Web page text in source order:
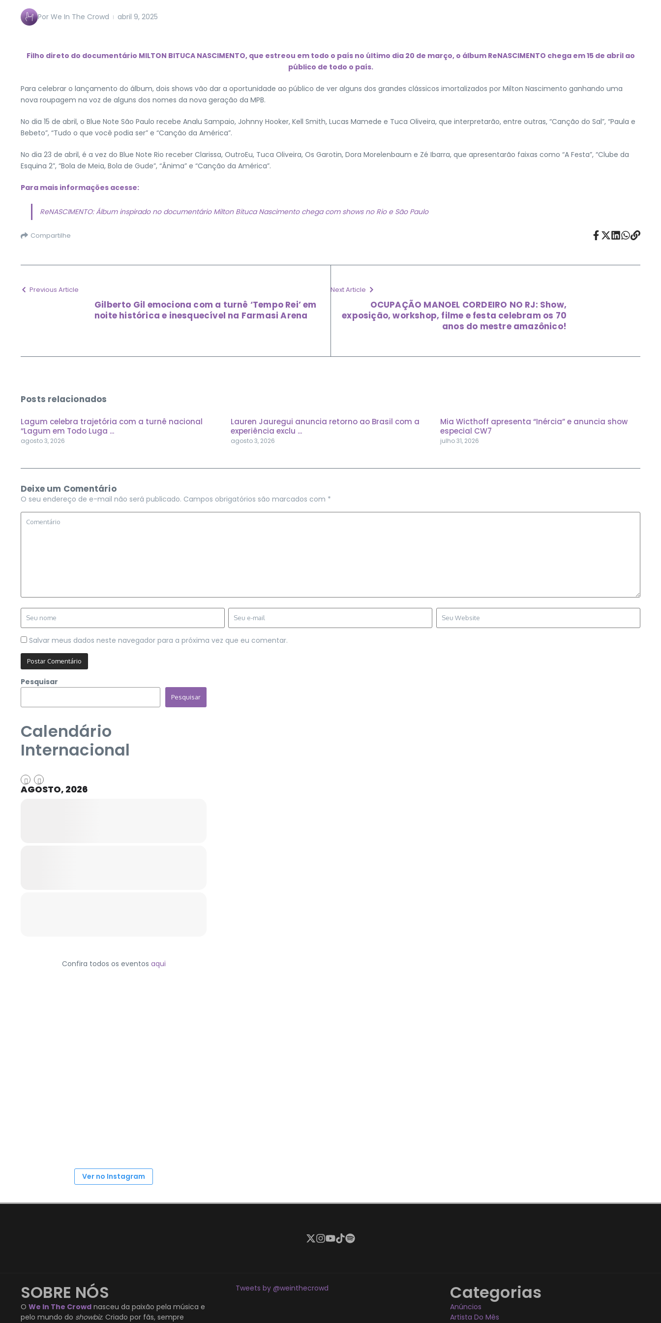
Por We In The Crowd abril 9, 2025
Filho direto do documentário MILTON BITUCA NASCIMENTO, que estreou em todo o país no último dia 20 de março, o álbum ReNASCIMENTO chega em 15 de abril ao
público de todo o país.
Para celebrar o lançamento do álbum, dois shows vão dar a oportunidade ao público de ver alguns dos grandes clássicos imortalizados por Milton Nascimento ganhando uma
nova roupagem na voz de alguns dos nomes da nova geração da MPB.
No dia 15 de abril, o Blue Note São Paulo recebe Analu Sampaio, Johnny Hooker, Kell Smith, Lucas Mamede e Tuca Oliveira, que interpretarão, entre outras, “Canção do Sal”, “Paula e
Bebeto”, “Tudo o que você podia ser” e “Canção da América”.
No dia 23 de abril, é a vez do Blue Note Rio receber Clarissa, OutroEu, Tuca Oliveira, Os Garotin, Dora Morelenbaum e Zé Ibarra, que apresentarão faixas como “A Festa”, “Clube da
Esquina 2”, “Bola de Meia, Bola de Gude”, “Ânima” e “Canção da América”.
Para mais informações acesse:
ReNASCIMENTO: Álbum inspirado no documentário Milton Bituca Nascimento chega com shows no Rio e São Paulo
Compartilhe
Previous Article
Gilberto Gil emociona com a turnê ‘Tempo Rei’ em
noite histórica e inesquecível na Farmasi Arena
Next Article
OCUPAÇÃO MANOEL CORDEIRO NO RJ: Show,
exposição, workshop, filme e festa celebram os 70
anos do mestre amazônico!
Posts relacionados
Lagum celebra trajetória com a turnê nacional
“Lagum em Todo Luga ...
agosto 3, 2026
Lauren Jauregui anuncia retorno ao Brasil com a
experiência exclu ...
agosto 3, 2026
Mia Wicthoff apresenta “Inércia” e anuncia show
especial CW7
julho 31, 2026
Deixe um Comentário
O seu endereço de e-mail não será publicado. Campos obrigatórios são marcados com *
Salvar meus dados neste navegador para a próxima vez que eu comentar.
Pesquisar
Pesquisar
Calendário
Internacional
AGOSTO, 2026
Confira todos os eventos aqui
Ver no Instagram
SOBRE NÓS
O We In The Crowd nasceu da paixão pela música e
pelo mundo do showbiz. Criado por fãs, sempre
Tweets by @weinthecrowd Categorias
Anúncios
Artista Do Mês